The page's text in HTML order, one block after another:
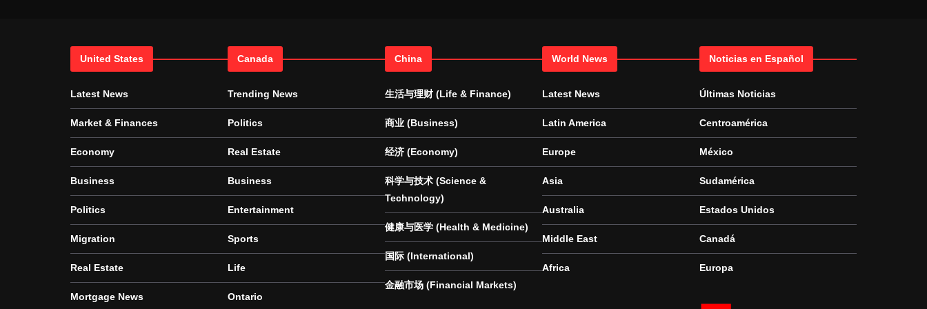
United States
Latest News
Market & Finances
Economy
Business
Politics
Migration
Real Estate
Mortgage News
Canada
Trending News
Politics
Real Estate
Business
Entertainment
Sports
Life
Ontario
China
生活与理财 (Life & Finance)
商业 (Business)
经济 (Economy)
科学与技术 (Science &
Technology)
健康与医学 (Health & Medicine)
国际 (International)
金融市场 (Financial Markets)
World News
Latest News
Latin America
Europe
Asia
Australia
Middle East
Africa
Noticias en Español
Últimas Noticias
Centroamérica
México
Sudamérica
Estados Unidos
Canadá
Europa